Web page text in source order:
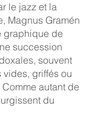
le jazz et la
Magnus Gramén
graphique de
succession
souvent
griffés ou
autant de
du